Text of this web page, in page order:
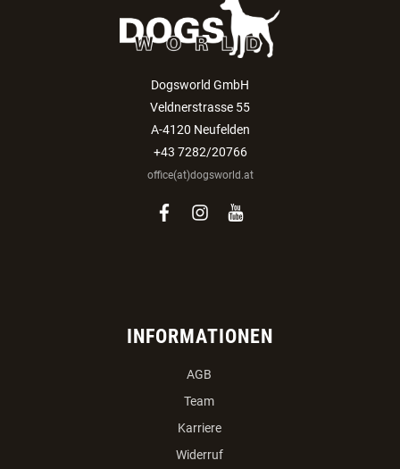
Dogsworld GmbH
Veldnerstrasse 55
A-4120 Neufelden
+43 7282/20766
office(at)dogsworld.at
facebook
instagram
youtube
INFORMATIONEN
AGB
Team
Karriere
Widerruf